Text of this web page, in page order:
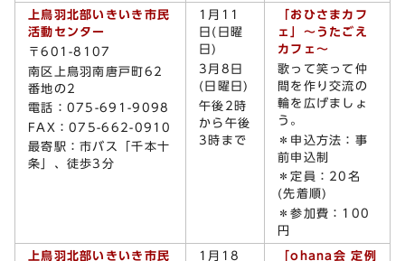
上鳥羽北部いきいき市民
活動センター
〒601-8107
南区上鳥羽南唐戸町62
番地の2
電話：075-691-9098
FAX：075-662-0910
最寄駅：市バス「千本十
条」、徒歩3分
1月11
日(日曜
日)
3月8日
(日曜日)
午後2時
から午後
3時まで
「おひさまカフ
ェ」～うたごえ
カフェ～
歌って笑って仲
間を作り交流の
輪を広げましょ
う。
＊申込方法：事
前申込制
＊定員：20名
(先着順)
＊参加費：100
円
上鳥羽北部いきいき市民
1月18
「ohana会 定例